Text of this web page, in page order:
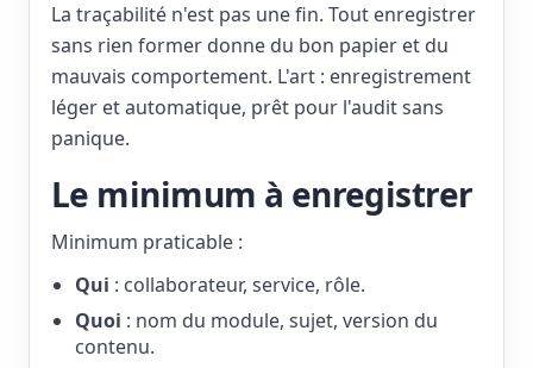
La traçabilité n'est pas une fin. Tout enregistrer
sans rien former donne du bon papier et du
mauvais comportement. L'art : enregistrement
léger et automatique, prêt pour l'audit sans
panique.
Le minimum à enregistrer
Minimum praticable :
Qui : collaborateur, service, rôle.
Quoi : nom du module, sujet, version du
contenu.